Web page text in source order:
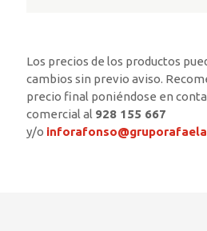
Los precios de los productos
cambios sin previo aviso.
precio final poniéndose en
comercial al 928 155 667
y/o